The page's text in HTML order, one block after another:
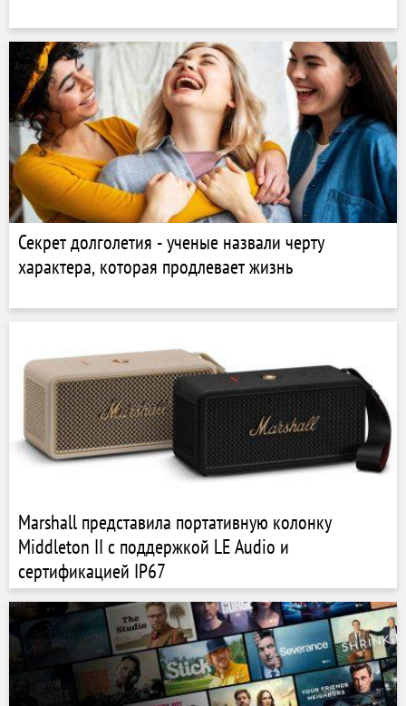
Секрет долголетия - ученые назвали черту
характера, которая продлевает жизнь
Marshall представила портативную колонку
Middleton II с поддержкой LE Audio и
сертификацией IP67